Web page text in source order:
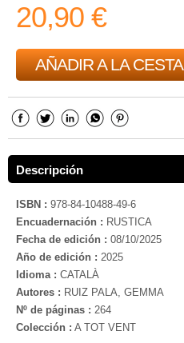
20,90 €
AÑADIR A LA CESTA
Descripción
ISBN : 978-84-10488-49-6
Encuadernación : RUSTICA
Fecha de edición : 08/10/2025
Año de edición : 2025
Idioma : CATALÀ
Autores : RUIZ PALA, GEMMA
Nº de páginas : 264
Colección : A TOT VENT